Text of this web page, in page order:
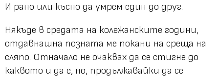
И рано или късно да умрем един до друг.
Някъде в средата на колежанските години,
отдавнашна позната ме покани на среща на
сляпо. Отначало не очаквах да се стигне до
каквото и да е, но, продължавайки да се